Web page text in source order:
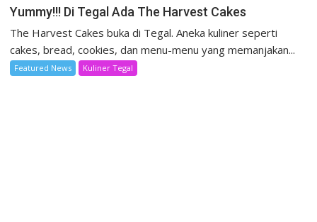
Yummy!!! Di Tegal Ada The Harvest Cakes
The Harvest Cakes buka di Tegal. Aneka kuliner seperti
cakes, bread, cookies, dan menu-menu yang memanjakan...
Featured News Kuliner Tegal